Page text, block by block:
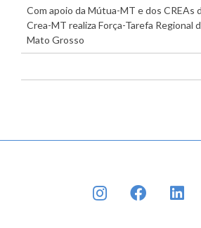
Com apoio da Mútua-MT e dos CREAs
Crea-MT realiza Força-Tarefa Regional
Mato Grosso
INSTAGRAMFACEBOOK